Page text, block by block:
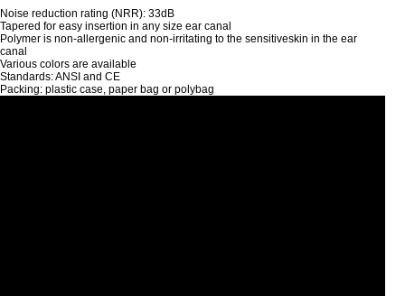
Noise reduction rating (NRR): 33dB
Tapered for easy insertion in any size ear canal
Polymer is non-allergenic and non-irritating to the sensitiveskin in the ear
canal
Various colors are available
Standards: ANSI and CE
Packing: plastic case, paper bag or polybag